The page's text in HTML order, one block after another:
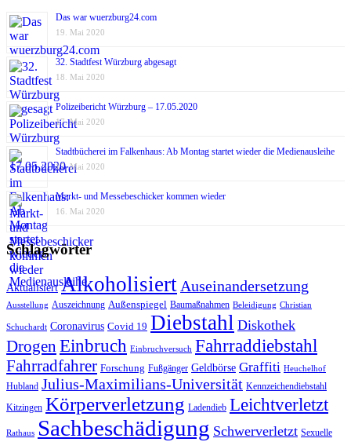
Das war wuerzburg24.com
19. Mai 2020
32. Stadtfest Würzburg abgesagt
18. Mai 2020
Polizeibericht Würzburg – 17.05.2020
17. Mai 2020
Stadtbücherei im Falkenhaus: Ab Montag startet wieder die Medienausleihe
17. Mai 2020
Markt- und Messebeschicker kommen wieder
16. Mai 2020
Schlagwörter
Aktualisiert AlkoholisiertAuseinandersetzung
Ausstellung Auszeichnung Außenspiegel Baumaßnahmen Beleidigung Christian
Schuchardt Coronavirus Covid 19 Diebstahl Diskothek
Drogen Einbruch Einbruchversuch Fahrraddiebstahl
Fahrradfahrer Forschung Fußgänger Geldbörse Graffiti Heuchelhof
Hubland Julius-Maximilians-Universität Kennzeichendiebstahl
Kitzingen Körperverletzung Ladendieb Leichtverletzt
Rathaus Sachbeschädigung Schwerverletzt Sexuelle